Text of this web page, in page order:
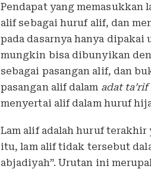
Pendapat yang memasukkan
alif sebagai huruf alif, dan
pada dasarnya hanya
mungkin bisa dibunyikan
sebagai pasangan alif, dan
pasangan alif dalam adat ta’rif
menyertai alif dalam huruf
Lam alif adalah huruf terakhir
itu, lam alif tidak tersebut
abjadiyah”. Urutan ini